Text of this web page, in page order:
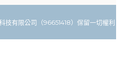
技有限公司（96651418）保留一切權